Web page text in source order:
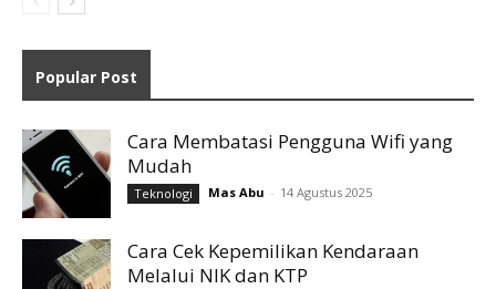
Popular Post
Cara Membatasi Pengguna Wifi yang
Mudah
Teknologi Mas Abu - 14 Agustus 2025
Cara Cek Kepemilikan Kendaraan
Melalui NIK dan KTP